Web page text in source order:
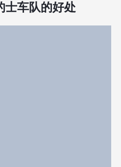
士车队的好处